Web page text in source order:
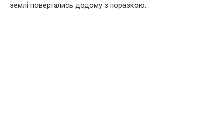
землі повертались додому з поразкою.